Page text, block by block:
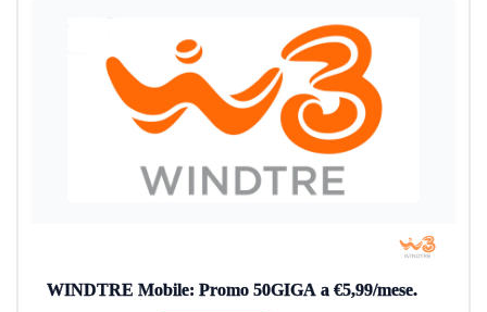
WINDTRE Mobile: Promo 50GIGA a €5,99/mese.